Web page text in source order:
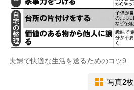
夫婦で快適な生活を送るためのコツ9
写真2枚